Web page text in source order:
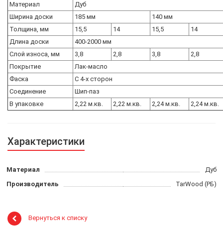
Материал
Дуб
Ширина доски
185 мм
140 мм
Толщина, мм
15,5 14 15,5
14
Длина доски
400-2000 мм
Слой износа, мм
3,8 2,8 3,8
2,8
Покрытие
Лак-масло
Фаска
С 4-х сторон
Соединение
Шип-паз
В упаковке
2,22 м.кв. 2,22 м.кв. 2,24 м.кв. 2,24 м.кв.
Характеристики
Материал
Дуб
Производитель
TarWood (РБ)
Вернуться к списку